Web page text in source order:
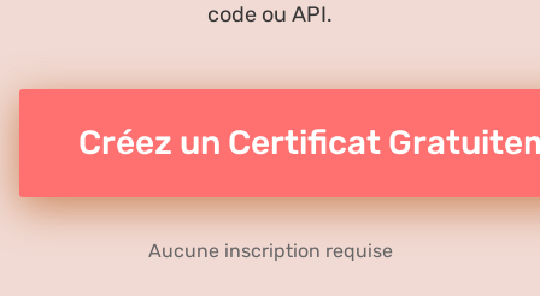
code ou API.
Créez un Certificat
Aucune inscription requise